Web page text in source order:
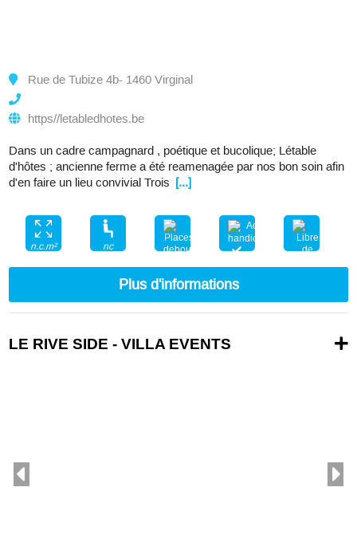
Rue de Tubize 4b- 1460 Virginal
https//letabledhotes.be
Dans un cadre campagnard , poétique et bucolique; Létable
d'hôtes ; ancienne ferme a été reamenagée par nos bon soin afin
d'en faire un lieu convivial Trois [...]
n.c.m²
nc
Plus d'informations
LE RIVE SIDE - VILLA EVENTS